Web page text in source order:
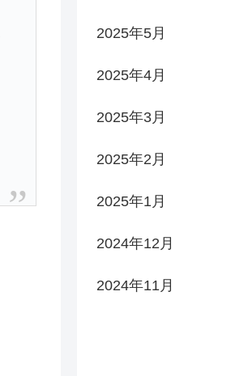
2025年5月
2025年4月
2025年3月
2025年2月
2025年1月
2024年12月
2024年11月